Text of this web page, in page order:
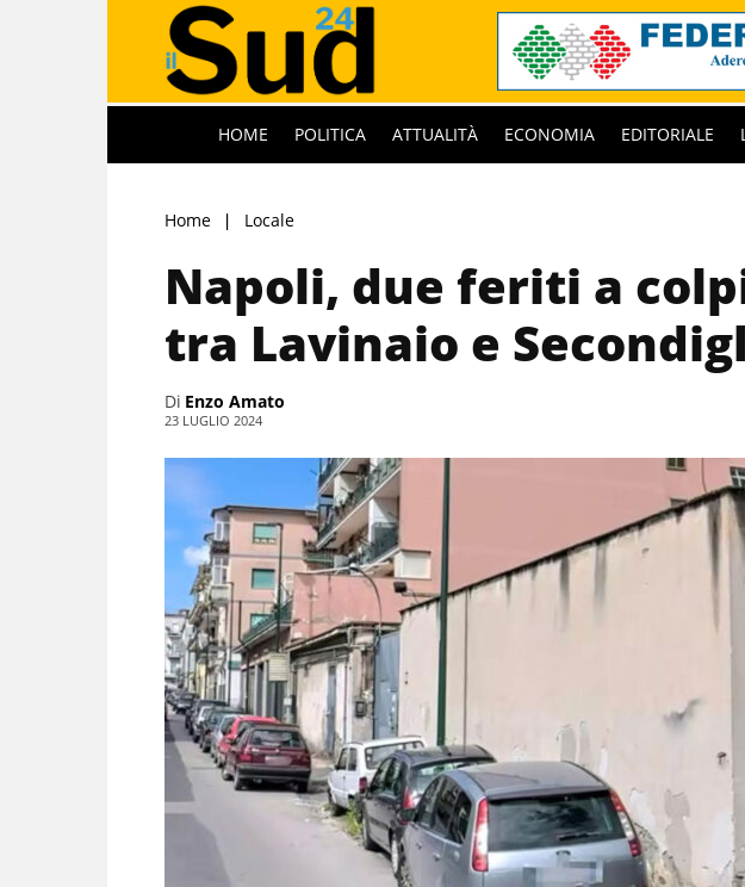
HOME POLITICA ATTUALITÀ ECONOMIA EDITORIALE
Home Locale
Napoli, due feriti a
tra Lavinaio e
Di Enzo Amato
23 LUGLIO 2024